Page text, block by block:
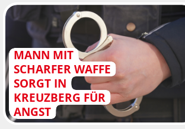
MANN MIT
SCHARFER WAFFE
SORGT IN
KREUZBERG FÜR
ANGST